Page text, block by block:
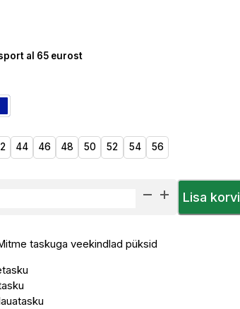
al 65 eurost
44 46 48 50 52 54 56
Lisa korvi
taskuga veekindlad püksid